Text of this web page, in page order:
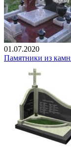
01.07.2020
Памятники из